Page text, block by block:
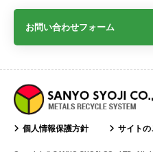
お問い合わせフォーム
個人情報保護方針 サイトの